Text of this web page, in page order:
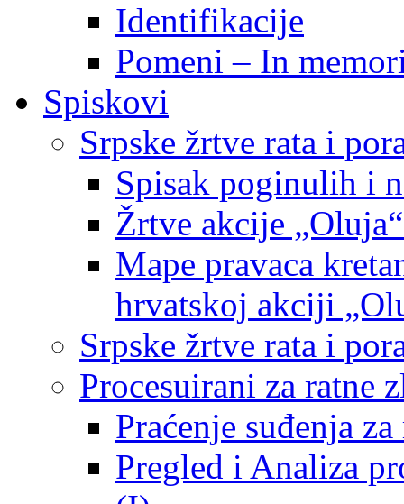
Identifikacije
Pomeni – In
Spiskovi
Srpske žrtve rata i
Spisak poginulih i
Žrtve akcije
Mape pravaca
hrvatskoj akciji
Srpske žrtve rata i
Procesuirani za ratne
Praćenje suđenja
Pregled i Analiza